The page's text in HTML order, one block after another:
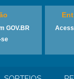
GOV.BR
se